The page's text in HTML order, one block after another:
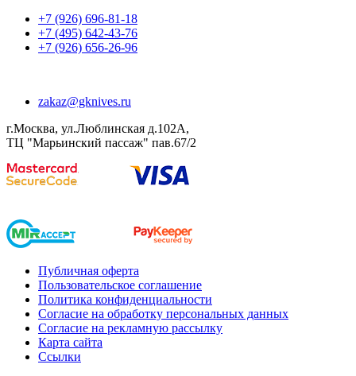
+7 (926) 696-81-18
+7 (495) 642-43-76
+7 (926) 656-26-96
zakaz@gknives.ru
г.Москва, ул.Люблинская д.102А,
ТЦ "Марьинский пассаж" пав.67/2
Публичная оферта
Пользовательское соглашение
Политика конфиденциальности
Согласие на обработку персональных данных
Согласие на рекламную рассылку
Карта сайта
Ссылки